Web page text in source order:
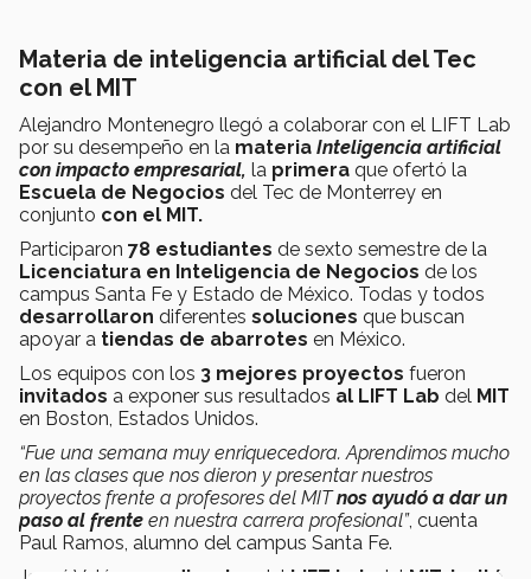
Materia de inteligencia artificial del Tec
con el MIT
Alejandro Montenegro llegó a colaborar con el LIFT Lab
por su desempeño en la materia Inteligencia artificial
con impacto empresarial, la primera que ofertó la
Escuela de Negocios del Tec de Monterrey en
conjunto con el MIT.
Participaron 78 estudiantes de sexto semestre de la
Licenciatura en Inteligencia de Negocios de los
campus Santa Fe y Estado de México. Todas y todos
desarrollaron diferentes soluciones que buscan
apoyar a tiendas de abarrotes en México.
Los equipos con los 3 mejores proyectos fueron
invitados a exponer sus resultados al LIFT Lab del MIT
en Boston, Estados Unidos.
“Fue una semana muy enriquecedora. Aprendimos mucho
en las clases que nos dieron y presentar nuestros
proyectos frente a profesores del MITnos ayudó a dar un
paso al frente en nuestra carrera profesional”, cuenta
Paul Ramos, alumno del campus Santa Fe.